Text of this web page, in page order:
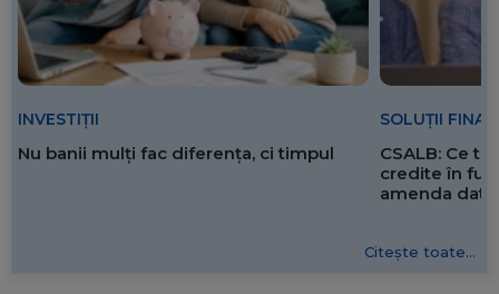
INVESTIȚII
Nu banii mulți fac diferența, ci timpul
SOLUȚII
CSALB: Ce
credite în
amenda
Citește toate...